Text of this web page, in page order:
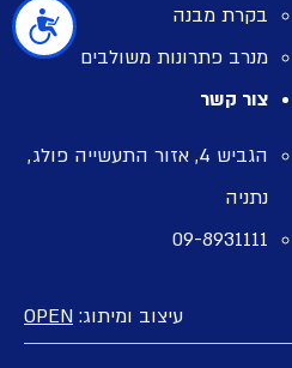
נגישות
בקרת מבנה
מנרב פתרונות משולבים
צור קשר
הגביש 4, אזור התעשייה פולג,
נתניה
09-8931111
עיצוב ומיתוג: OPEN